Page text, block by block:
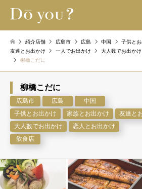
紹介店舗 広島市 広島 中国 子供と
友達とお出かけ
一人でお出かけ 大人数でお出かけ
柳橋こだに
柳橋こだに
広島市 広島
中国
子供とお出かけ
家族とお出かけ 友達と
大人数でお出かけ
恋人とお出かけ
飲食店